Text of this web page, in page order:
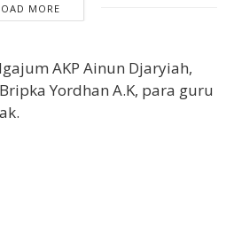
MORE
AKP Ainun Djaryiah,
Yordhan A.K, para guru